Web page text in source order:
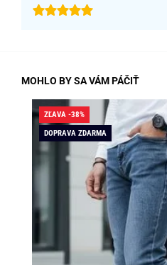
MOHLO BY SA VÁM PÁČIŤ
ZĽAVA -38%
DOPRAVA ZDARMA